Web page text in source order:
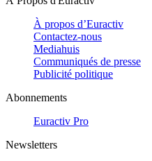
À propos d’Euractiv
Contactez-nous
Mediahuis
Communiqués de presse
Publicité politique
Abonnements
Euractiv Pro
Newsletters